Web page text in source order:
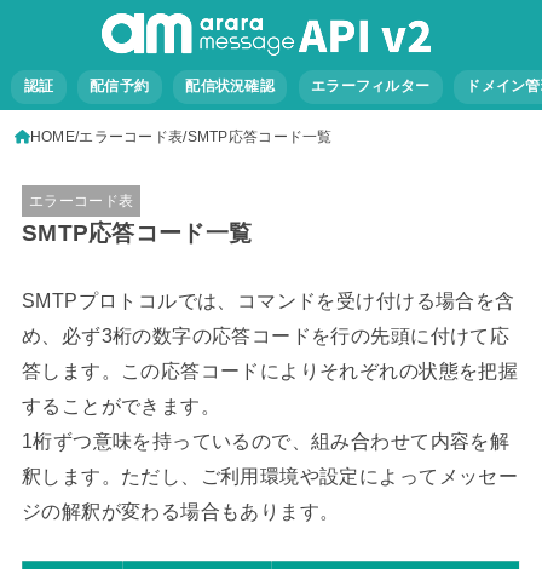
認証 配信予約 配信状況確認 エラーフィルター ドメイン
HOME エラーコード表 SMTP応答コード一覧
エラーコード表
SMTP応答コード一覧
SMTPプロトコルでは、コマンドを受け付ける場合を含
め、必ず3桁の数字の応答コードを行の先頭に付けて応
答します。この応答コードによりそれぞれの状態を把握
することができます。
1桁ずつ意味を持っているので、組み合わせて内容を解
釈します。ただし、ご利用環境や設定によってメッセー
ジの解釈が変わる場合もあります。